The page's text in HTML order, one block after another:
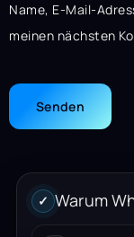
Name, E-Mail-
meinen nächsten
✓ Warum